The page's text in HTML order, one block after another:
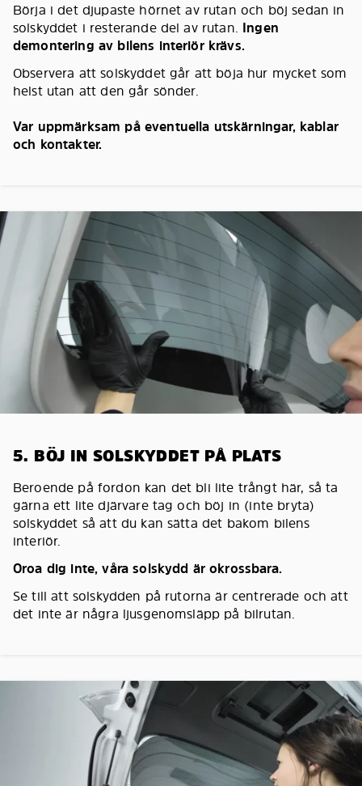
Börja i det djupaste hörnet av rutan och böj sedan in
solskyddet i resterande del av rutan. Ingen
demontering av bilens interiör krävs.
Observera att solskyddet går att böja hur mycket som
helst utan att den går sönder.
Var uppmärksam på eventuella utskärningar, kablar
och kontakter.
5. BÖJ IN SOLSKYDDET PÅ PLATS
Beroende på fordon kan det bli lite trångt här, så ta
gärna ett lite djärvare tag och böj in (inte bryta)
solskyddet så att du kan sätta det bakom bilens
interiör.
Oroa dig inte, våra solskydd är okrossbara.
Se till att solskydden på rutorna är centrerade och att
det inte är några ljusgenomsläpp på bilrutan.